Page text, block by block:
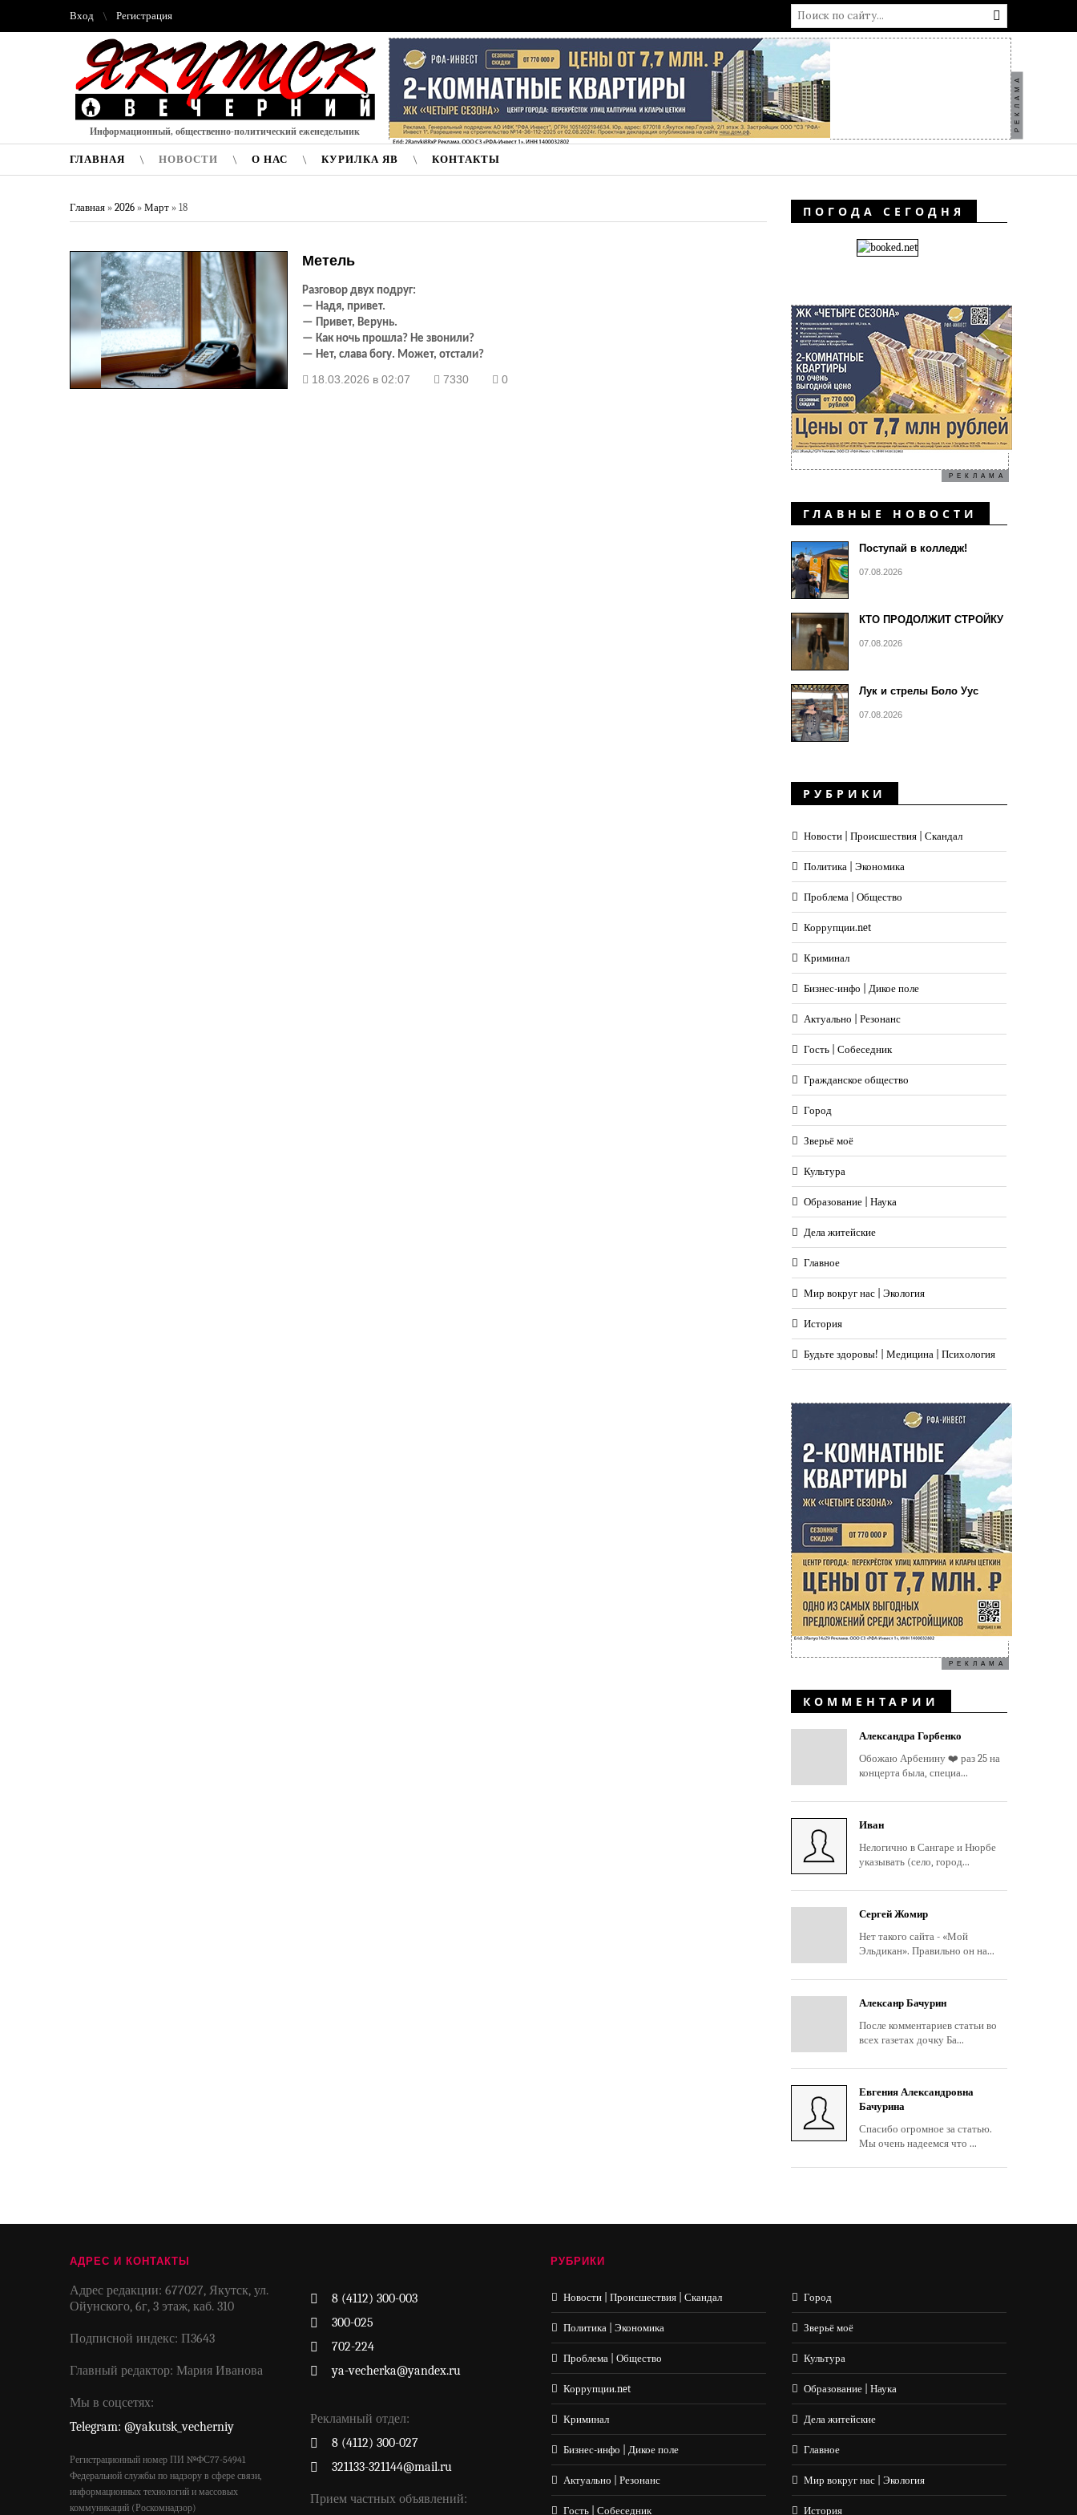
Вход Регистрация
Информационный, общественно-политический еженедельник РЕКЛАМА
ГЛАВНАЯ НОВОСТИ О НАС КУРИЛКА ЯВ КОНТАКТЫ
Главная » 2026 » Март » 18
Метель
Разговор двух подруг:
— Надя, привет.
— Привет, Верунь.
— Как ночь прошла? Не звонили?
— Нет, слава богу. Может, отстали?
— Я и так вся на взводе. Места не нахожу.
18.03.2026 в 02:07 7330 0
ПОГОДА СЕГОДНЯ
РЕКЛАМА
ГЛАВНЫЕ НОВОСТИ
Поступай в колледж!
07.08.2026
КТО ПРОДОЛЖИТ СТРОЙКУ
07.08.2026
Лук и стрелы Боло Уус
07.08.2026
РУБРИКИ
Новости | Происшествия | Скандал
Политика | Экономика
Проблема | Общество
Коррупции.net
Криминал
Бизнес-инфо | Дикое поле
Актуально | Резонанс
Гость | Собеседник
Гражданское общество
Город
Зверьё моё
Культура
Образование | Наука
Дела житейские
Главное
Мир вокруг нас | Экология
История
Будьте здоровы! | Медицина | Психология
РЕКЛАМА
КОММЕНТАРИИ
Александра Горбенко
Обожаю Арбенину ❤️ раз 25 на
концерта была, специа...
Иван
Нелогично в Сангаре и Нюрбе
указывать (село, город...
Сергей Жомир
Нет такого сайта - «Мой
Эльдикан». Правильно он на...
Алексанр Бачурин
После комментариев статьи во
всех газетах дочку Ба...
Евгения Александровна
Бачурина
Спасибо огромное за статью.
Мы очень надеемся что ...
АДРЕС И КОНТАКТЫ
Адрес редакции: 677027, Якутск, ул.
Ойунского, 6г, 3 этаж, каб. 310
Подписной индекс: П3643
Главный редактор: Мария Иванова
Мы в соцсетях:
Telegram: @yakutsk_vecherniy
Регистрационный номер ПИ №ФС77-54941
Федеральной службы по надзору в сфере связи,
информационных технологий и массовых
коммуникаций (Роскомнадзор)
8 (4112) 300-003
300-025
702-224
ya-vecherka@yandex.ru
Рекламный отдел:
8 (4112) 300-027
321133-321144@mail.ru
Прием частных объявлений:
РУБРИКИ
Новости | Происшествия | Скандал
Политика | Экономика
Проблема | Общество
Коррупции.net
Криминал
Бизнес-инфо | Дикое поле
Актуально | Резонанс
Гость | Собеседник
Город
Зверьё моё
Культура
Образование | Наука
Дела житейские
Главное
Мир вокруг нас | Экология
История